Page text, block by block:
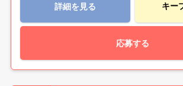
詳細を見る キー
応募する